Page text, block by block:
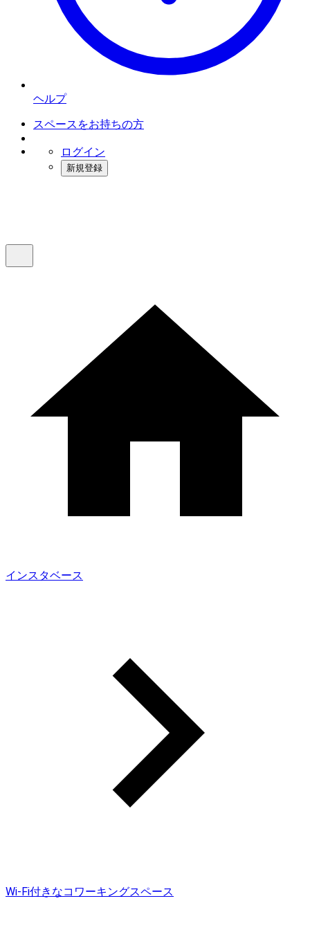
ヘルプ
スペースをお持ちの方
ログイン
新規登録
インスタベース
Wi-Fi付きなコワーキングスペース